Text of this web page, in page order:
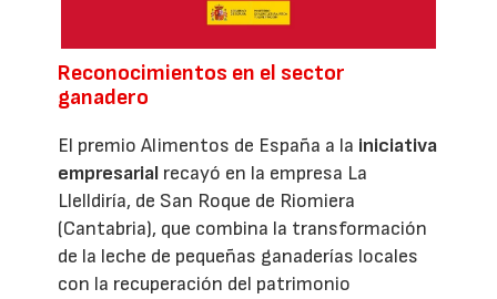
Reconocimientos en el sector
ganadero
El premio Alimentos de España a la iniciativa
empresarial recayó en la empresa La
Llelldiría, de San Roque de Riomiera
(Cantabria), que combina la transformación
de la leche de pequeñas ganaderías locales
con la recuperación del patrimonio